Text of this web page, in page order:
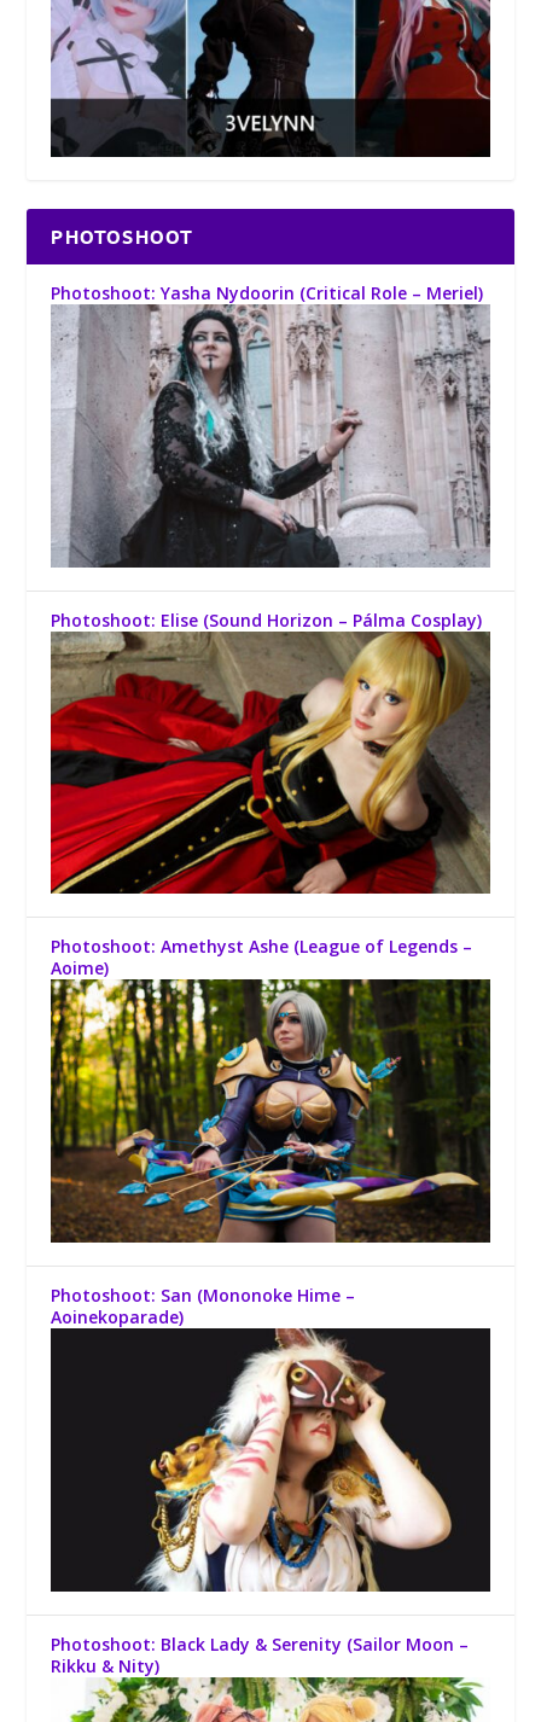
PHOTOSHOOT
Photoshoot: Yasha Nydoorin (Critical Role – Meriel)
Photoshoot: Elise (Sound Horizon – Pálma Cosplay)
Photoshoot: Amethyst Ashe (League of Legends –
Aoime)
Photoshoot: San (Mononoke Hime –
Aoinekoparade)
Photoshoot: Black Lady & Serenity (Sailor Moon –
Rikku & Nity)